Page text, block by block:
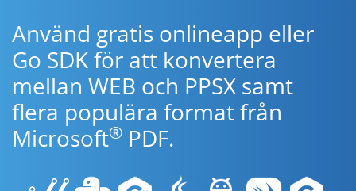
Använd gratis onlineapp eller
Go SDK för att konvertera
mellan WEB och PPSX samt
flera populära format från
Microsoft® PDF.